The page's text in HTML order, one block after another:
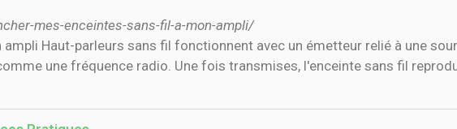
mes-enceintes-sans-fil-a-mon-ampli/
Haut-parleurs sans fil fonctionnent avec un émetteur relié à une
une fréquence radio. Une fois transmises, l'enceinte sans fil